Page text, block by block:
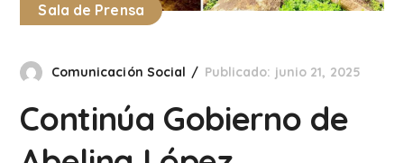
Sala de Prensa
Comunicación Social Publicado: junio 21, 2025
Continúa Gobierno de